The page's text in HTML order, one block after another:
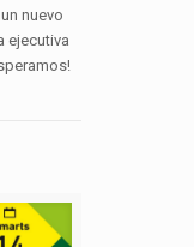
nuevo
ejecutiva